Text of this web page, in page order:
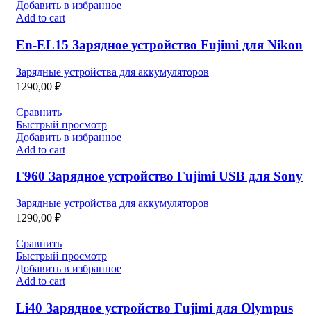
Добавить в избранное
Add to cart
En-EL15 Зарядное устройство Fujimi для Nikon
Зарядные устройства для аккумуляторов
1290,00 ₽
Сравнить
Быстрый просмотр
Добавить в избранное
Add to cart
F960 Зарядное устройство Fujimi USB для Sony
Зарядные устройства для аккумуляторов
1290,00 ₽
Сравнить
Быстрый просмотр
Добавить в избранное
Add to cart
Li40 Зарядное устройство Fujimi для Olympus